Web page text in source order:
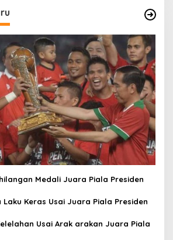
Medali Juara Piala Presiden
Laku Keras Usai Juara Piala Presiden
Usai Arak arakan Juara Piala